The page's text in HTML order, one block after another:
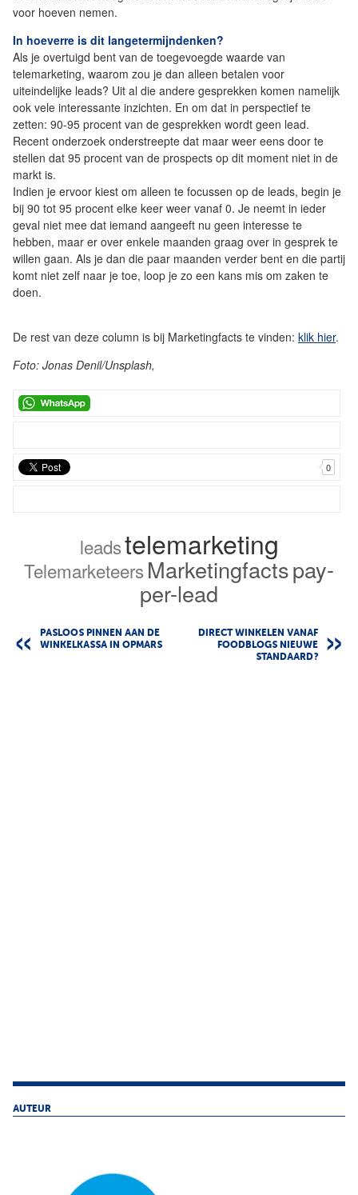
voor hoeven nemen.
In hoeverre is dit langetermijndenken?
Als je overtuigd bent van de toegevoegde waarde van
telemarketing, waarom zou je dan alleen betalen voor
uiteindelijke leads? Uit al die andere gesprekken komen namelijk
ook vele interessante inzichten. En om dat in perspectief te
zetten: 90-95 procent van de gesprekken wordt geen lead.
Recent onderzoek onderstreepte dat maar weer eens door te
stellen dat 95 procent van de prospects op dit moment niet in de
markt is.
Indien je ervoor kiest om alleen te focussen op de leads, begin je
bij 90 tot 95 procent elke keer weer vanaf 0. Je neemt in ieder
geval niet mee dat iemand aangeeft nu geen interesse te
hebben, maar er over enkele maanden graag over in gesprek te
willen gaan. Als je dan die paar maanden verder bent en die partij
komt niet zelf naar je toe, loop je zo een kans mis om zaken te
doen.
De rest van deze column is bij Marketingfacts te vinden: klik hier.
Foto: Jonas Denil/Unsplash,
0
leadstelemarketing
TelemarketeersMarketingfactspay-
per-lead
PASLOOS PINNEN AAN DE
WINKELKASSA IN OPMARS
DIRECT WINKELEN VANAF
FOODBLOGS NIEUWE
STANDAARD?
AUTEUR